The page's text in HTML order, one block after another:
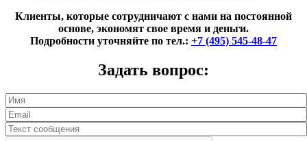
Клиенты, которые сотрудничают с нами на постоянной
основе, экономят свое время и деньги.
Подробности уточняйте по тел.: +7 (495) 545-48-47
Задать вопрос: